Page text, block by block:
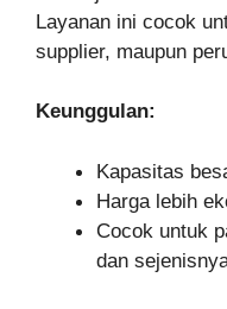
Layanan ini cocok
supplier, maupun
Keunggulan:
Kapasitas
Harga lebih
Cocok untuk
dan